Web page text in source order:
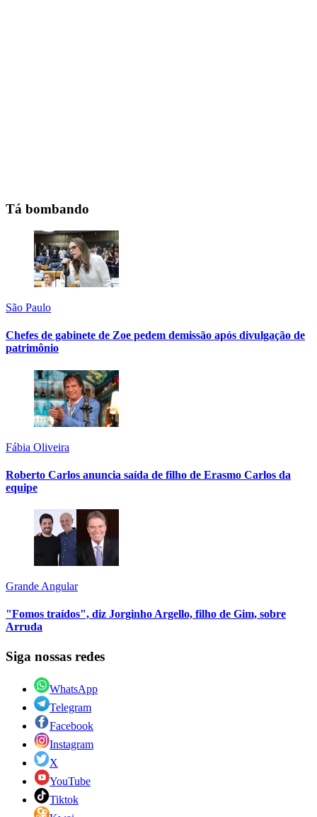
Tá bombando
São Paulo
Chefes de gabinete de Zoe pedem demissão após divulgação de
patrimônio
Fábia Oliveira
Roberto Carlos anuncia saída de filho de Erasmo Carlos da
equipe
Grande Angular
"Fomos traídos", diz Jorginho Argello, filho de Gim, sobre
Arruda
Siga nossas redes
WhatsApp
Telegram
Facebook
Instagram
X
YouTube
Tiktok